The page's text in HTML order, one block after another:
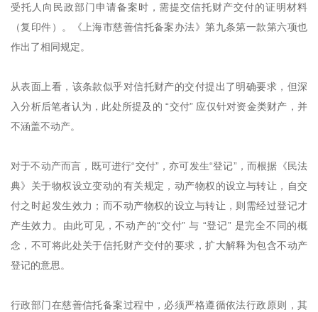
受托人向民政部门申请备案时，需提交信托财产交付的证明材料
（复印件）。《上海市慈善信托备案办法》第九条第一款第六项也
作出了相同规定。
从表面上看，该条款似乎对信托财产的交付提出了明确要求，但深
入分析后笔者认为，此处所提及的 “交付” 应仅针对资金类财产，并
不涵盖不动产。
对于不动产而言，既可进行“交付”，亦可发生“登记”，而根据《民法
典》关于物权设立变动的有关规定，动产物权的设立与转让，自交
付之时起发生效力；而不动产物权的设立与转让，则需经过登记才
产生效力。由此可见，不动产的“交付” 与 “登记” 是完全不同的概
念，不可将此处关于信托财产交付的要求，扩大解释为包含不动产
登记的意思。
行政部门在慈善信托备案过程中，必须严格遵循依法行政原则，其